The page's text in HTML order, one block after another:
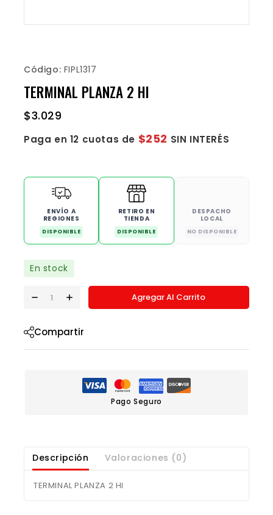
Código: FIPL1317
TERMINAL PLANZA 2 HI
$3.029
Paga en 12 cuotas de $252 SIN INTERÉS
ENVÍO A
REGIONES
DISPONIBLE
RETIRO EN
TIENDA
DISPONIBLE
DESPACHO
LOCAL
NO DISPONIBLE
En stock
Agregar Al Carrito
Compartir
Pago Seguro
Descripción Valoraciones (0)
TERMINAL PLANZA 2 HI